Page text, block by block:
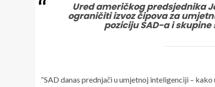
Ured američkog predsjednika
ograničiti izvoz čipova za
poziciju SAD-a i
“SAD danas prednjači u umjetnoj inteligenciji –